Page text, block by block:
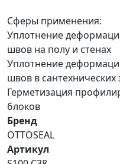
Сферы применения:
Уплотнение
швов на полу и стенах
Уплотнение
швов в сантехнических
Герметизация
блоков
Бренд
OTTOSEAL
Артикул